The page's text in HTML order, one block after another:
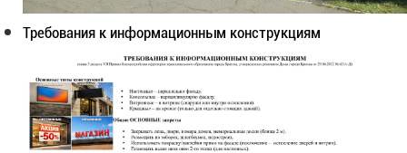
Требования к информационным конструкциям